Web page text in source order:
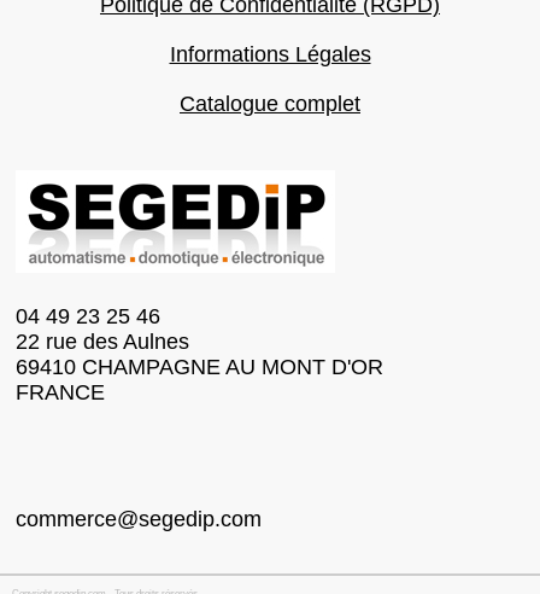
Politique de Confidentialité (RGPD)
Informations Légales
Catalogue complet
04 49 23 25 46
22 rue des Aulnes
69410 CHAMPAGNE AU MONT D'OR
FRANCE
commerce@segedip.com